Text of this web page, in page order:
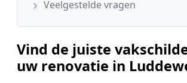
Veelgestelde vragen
Vind de juiste
uw renovatie in